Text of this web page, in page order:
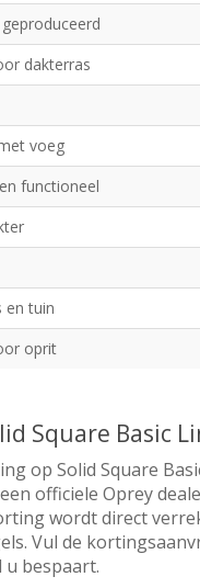
dakterras
voeg
functioneel
en tuin
oprit
Square Basic
op Solid Square
officiele Oprey
wordt direct
Vul de
u bespaart.